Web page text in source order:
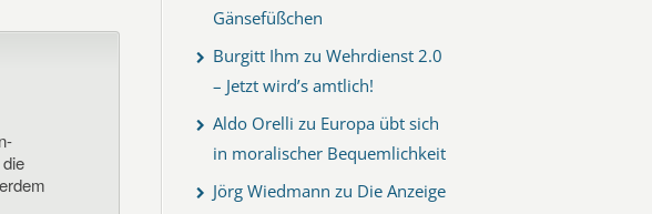
Gänsefüßchen
Burgitt Ihm zu Wehrdienst 2.0
– Jetzt wird’s amtlich!
Aldo Orelli zu Europa übt sich
in moralischer Bequemlichkeit
Jörg Wiedmann zu Die Anzeige